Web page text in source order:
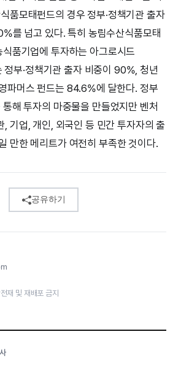
품모태펀드의 경우 정부·정책기관 출자
를 넘고 있다. 특히 농림수산식품모태
품기업에 투자하는 아그로시드
부·정책기관 출자 비중이 90%, 청년
파머스 펀드는 84.6%에 달한다. 정부
해 투자의 마중물을 만들었지만 벤처
, 기업, 개인, 외국인 등 민간 투자자의 출
만한 메리트가 여전히 부족한 것이다.
공유하기
재 및 재배포 금지